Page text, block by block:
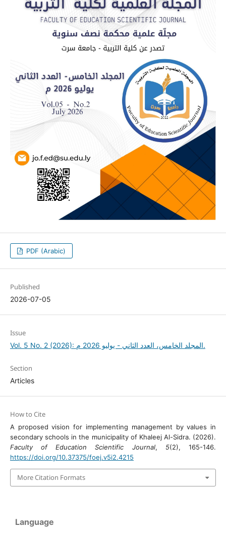
PDF (Arabic)
Published
2026-07-05
Issue
Vol. 5 No. 2 (2026): المجلد الخامس، العدد الثاني - يوليو 2026 م.
Section
Articles
How to Cite
A proposed vision for implementing management by values in
secondary schools in the municipality of Khaleej Al-Sidra. (2026).
Faculty of Education Scientific Journal, 5(2), 165-146.
https://doi.org/10.37375/foej.v5i2.4215
More Citation Formats
Language